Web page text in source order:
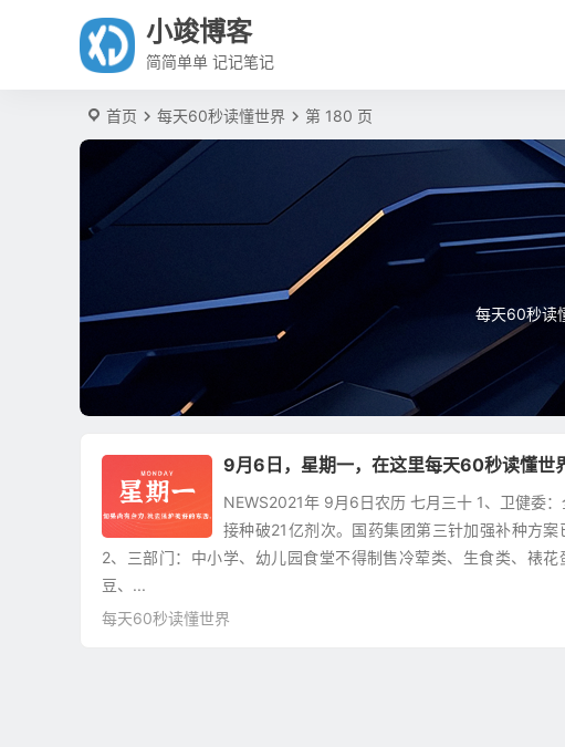
小竣博客
简简单单 记记笔记
首页 每天60秒读懂世界 第 180 页
每天60秒读
9月6日，星期一，在这里每天60秒读懂世
NEWS2021年 9月6日农历 七月三十 1、卫健委
接种破21亿剂次。国药集团第三针加强补种方案
2、三部门：中小学、幼儿园食堂不得制售冷荤类、生食类、裱花
豆、...
每天60秒读懂世界